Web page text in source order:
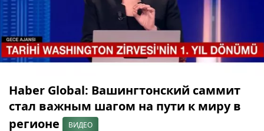
Haber Global: Вашингтонский саммит
стал важным шагом на пути к миру в
регионе
ВИДЕО